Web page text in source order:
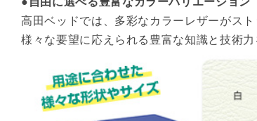
高田ベッドでは、多彩なカラーレザーがス
様々な要望に応えられる豊富な知識と技術力